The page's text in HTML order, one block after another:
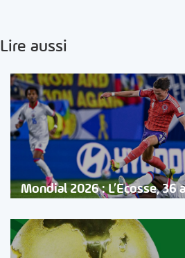
Lire aussi
Mondial 2026 : L’Ecosse, 36